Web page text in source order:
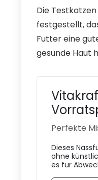
Die
festgestellt,
Futter eine
gesunde Haut
Perfekte
Dieses
ohne
es für